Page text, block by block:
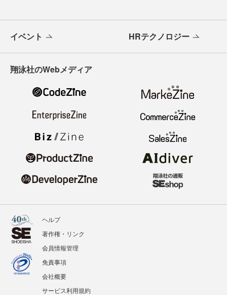
イベント HRテクノロジー
翔泳社のWebメディア
ヘルプ
著作権・リンク
会員情報管理
免責事項
会社概要
サービス利用規約